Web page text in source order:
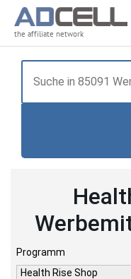
the affiliate network
Programm
Health Rise Shop